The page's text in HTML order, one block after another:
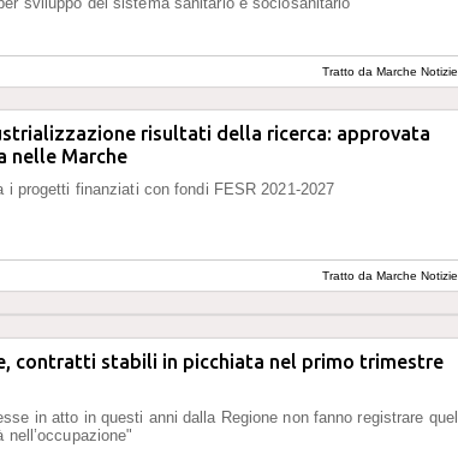
Tratto da Marche Notizie
risultati della ricerca: approvata
nelle Marche
i progetti finanziati con fondi FESR 2021-2027
Tratto da Marche Notizie
contratti stabili in picchiata nel primo trimestre
in atto in questi anni dalla Regione non fanno registrare quel
nell’occupazione"